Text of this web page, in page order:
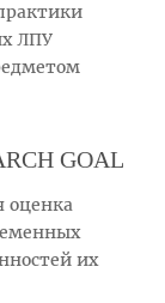
ЛПУ
GOAL
оценка
их